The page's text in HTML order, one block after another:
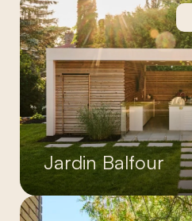
Jardin Balfour